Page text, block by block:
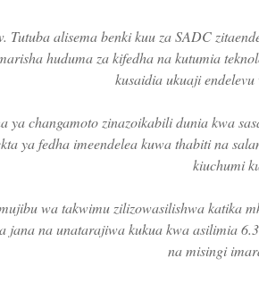
Tutuba alisema benki kuu za SADC
huduma za kifedha na kutumia
kusaidia ukuaji
ya changamoto zinazoikabili dunia kwa
ya fedha imeendelea kuwa thabiti na
kiuchumi
wa takwimu zilizowasilishwa katika
jana na unatarajiwa kukua kwa asilimia
na misingi